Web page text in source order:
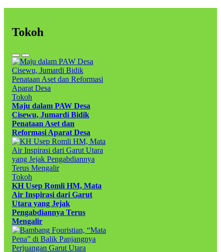
Tokoh
Tokoh
Maju dalam PAW Desa
Cisewu, Jumardi Bidik
Penataan Aset dan
Reformasi Aparat Desa
Tokoh
KH Usep Romli HM, Mata
Air Inspirasi dari Garut
Utara yang Jejak
Pengabdiannya Terus
Mengalir